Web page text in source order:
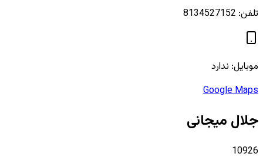
تلفن: 8134527152
موبایل: ندارد
Google Maps
جلال میجانی
10926